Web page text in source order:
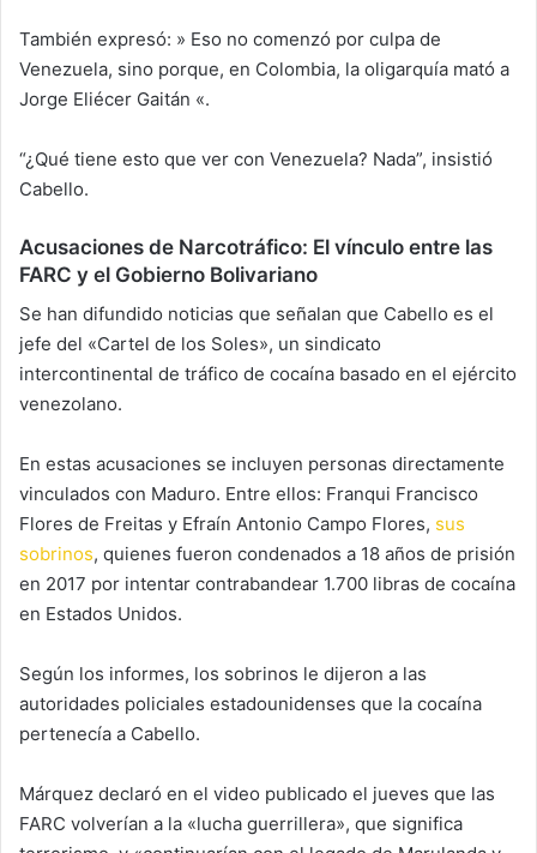
También expresó: » Eso no comenzó por culpa de
Venezuela, sino porque, en Colombia, la oligarquía mató a
Jorge Eliécer Gaitán «.
“¿Qué tiene esto que ver con Venezuela? Nada”, insistió
Cabello.
Acusaciones de Narcotráfico: El vínculo entre las
FARC y el Gobierno Bolivariano
Se han difundido noticias que señalan que Cabello es el
jefe del «Cartel de los Soles», un sindicato
intercontinental de tráfico de cocaína basado en el ejército
venezolano.
En estas acusaciones se incluyen personas directamente
vinculados con Maduro. Entre ellos: Franqui Francisco
Flores de Freitas y Efraín Antonio Campo Flores, sus
sobrinos, quienes fueron condenados a 18 años de prisión
en 2017 por intentar contrabandear 1.700 libras de cocaína
en Estados Unidos.
Según los informes, los sobrinos le dijeron a las
autoridades policiales estadounidenses que la cocaína
pertenecía a Cabello.
Márquez declaró en el video publicado el jueves que las
FARC volverían a la «lucha guerrillera», que significa